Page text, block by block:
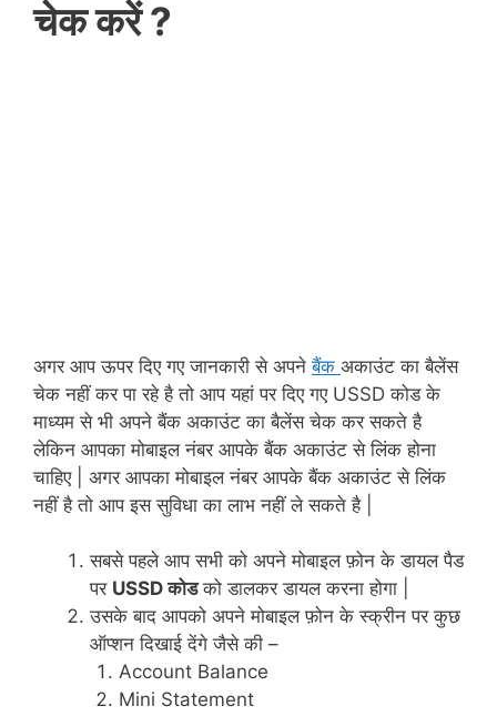
चेक करें ?
अगर आप ऊपर दिए गए जानकारी से अपनेबैंक अकाउंट का बैलेंस
चेक नहीं कर पा रहे है तो आप यहां पर दिए गए USSD कोड के
माध्यम से भी अपने बैंक अकाउंट का बैलेंस चेक कर सकते है
लेकिन आपका मोबाइल नंबर आपके बैंक अकाउंट से लिंक होना
चाहिए | अगर आपका मोबाइल नंबर आपके बैंक अकाउंट से लिंक
नहीं है तो आप इस सुविधा का लाभ नहीं ले सकते है |
सबसे पहले आप सभी को अपने मोबाइल फ़ोन के डायल पैड
पर USSD कोडको डालकर डायल करना होगा |
उसके बाद आपको अपने मोबाइल फ़ोन के स्क्रीन पर कुछ
ऑप्शन दिखाई देंगे जैसे की –
Account Balance
Mini Statement